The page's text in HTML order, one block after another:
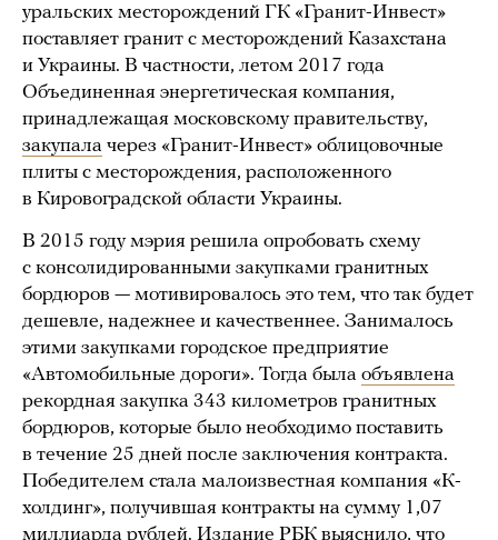
уральских месторождений ГК «Гранит-Инвест»
поставляет гранит с месторождений Казахстана
и Украины. В частности, летом 2017 года
Объединенная энергетическая компания,
принадлежащая московскому правительству,
закупала через «Гранит-Инвест» облицовочные
плиты с месторождения, расположенного
в Кировоградской области Украины.
В 2015 году мэрия решила опробовать схему
с консолидированными закупками гранитных
бордюров — мотивировалось это тем, что так будет
дешевле, надежнее и качественнее. Занималось
этими закупками городское предприятие
«Автомобильные дороги». Тогда была объявлена
рекордная закупка 343 километров гранитных
бордюров, которые было необходимо поставить
в течение 25 дней после заключения контракта.
Победителем стала малоизвестная компания «К-
холдинг», получившая контракты на сумму 1,07
миллиарда рублей. Издание РБК выяснило, что